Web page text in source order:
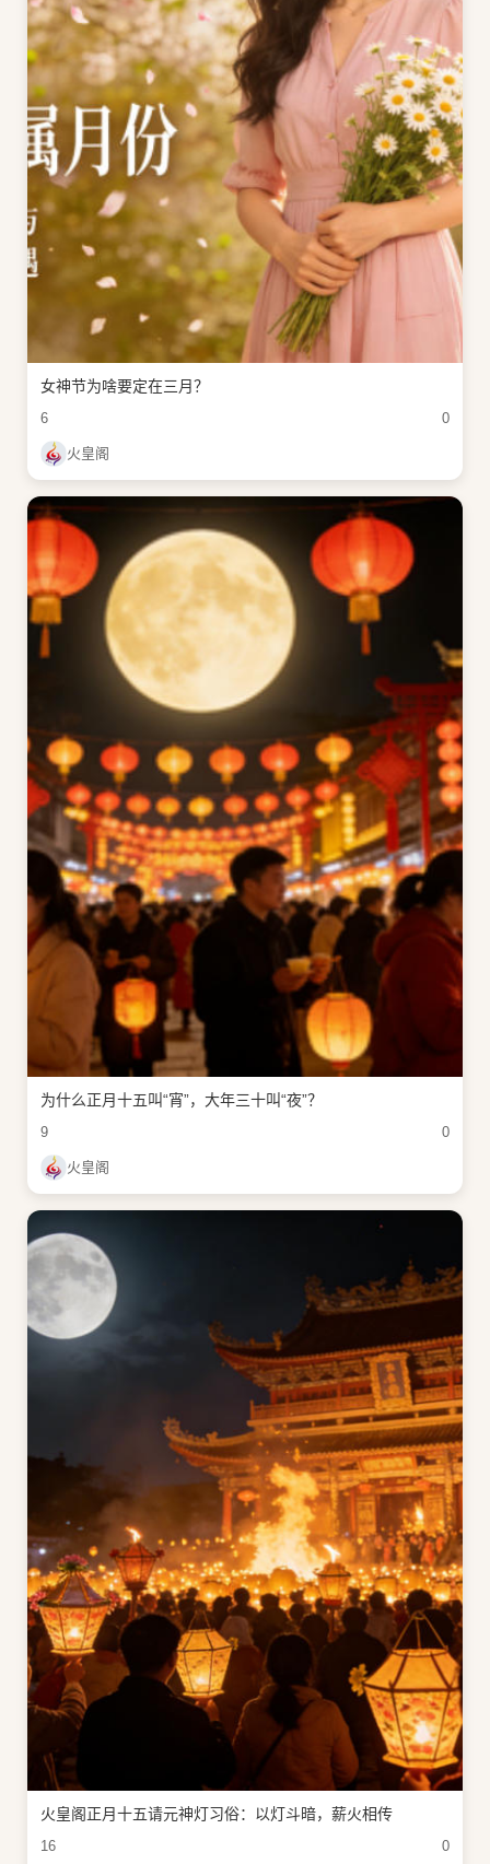
女神节为啥要定在三月？
6 0
火皇阁
为什么正月十五叫“宵”，大年三十叫“夜”？
9 0
火皇阁
火皇阁正月十五请元神灯习俗：以灯斗暗，薪火相传
16 0